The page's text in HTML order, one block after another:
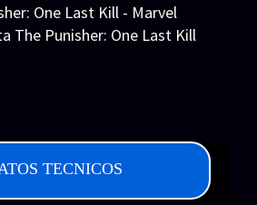
One Last Kill - Marvel
The Punisher: One Last Kill
Elswit
Jason R. Moore, Roe
TECNICOS